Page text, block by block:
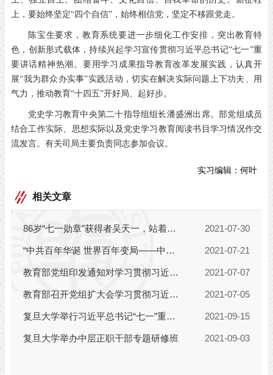
上，要始终坚定“四个自信”，始终相信党，坚定不移跟党走。
陈宝生要求，教育系统要进一步细化工作安排，突出教育特
色，创新形式载体，持续兴起学习宣传贯彻习近平总书记“七一”重
要讲话精神热潮。要用学习成果指导教育改革发展实践，认真开
展“我为群众办实事”实践活动，切实在解决实际问题上下功夫、用
气力，推动教育“十四五”开好局、起好步。
党史学习教育中央第二十指导组组长潘盛洲出席。部党组成员
结合工作实际、思想实际以及党史学习教育阅读书目学习情况作交
流发言。有关司局主要负责同志参加会议。
实习编辑： 何叶
相关文章